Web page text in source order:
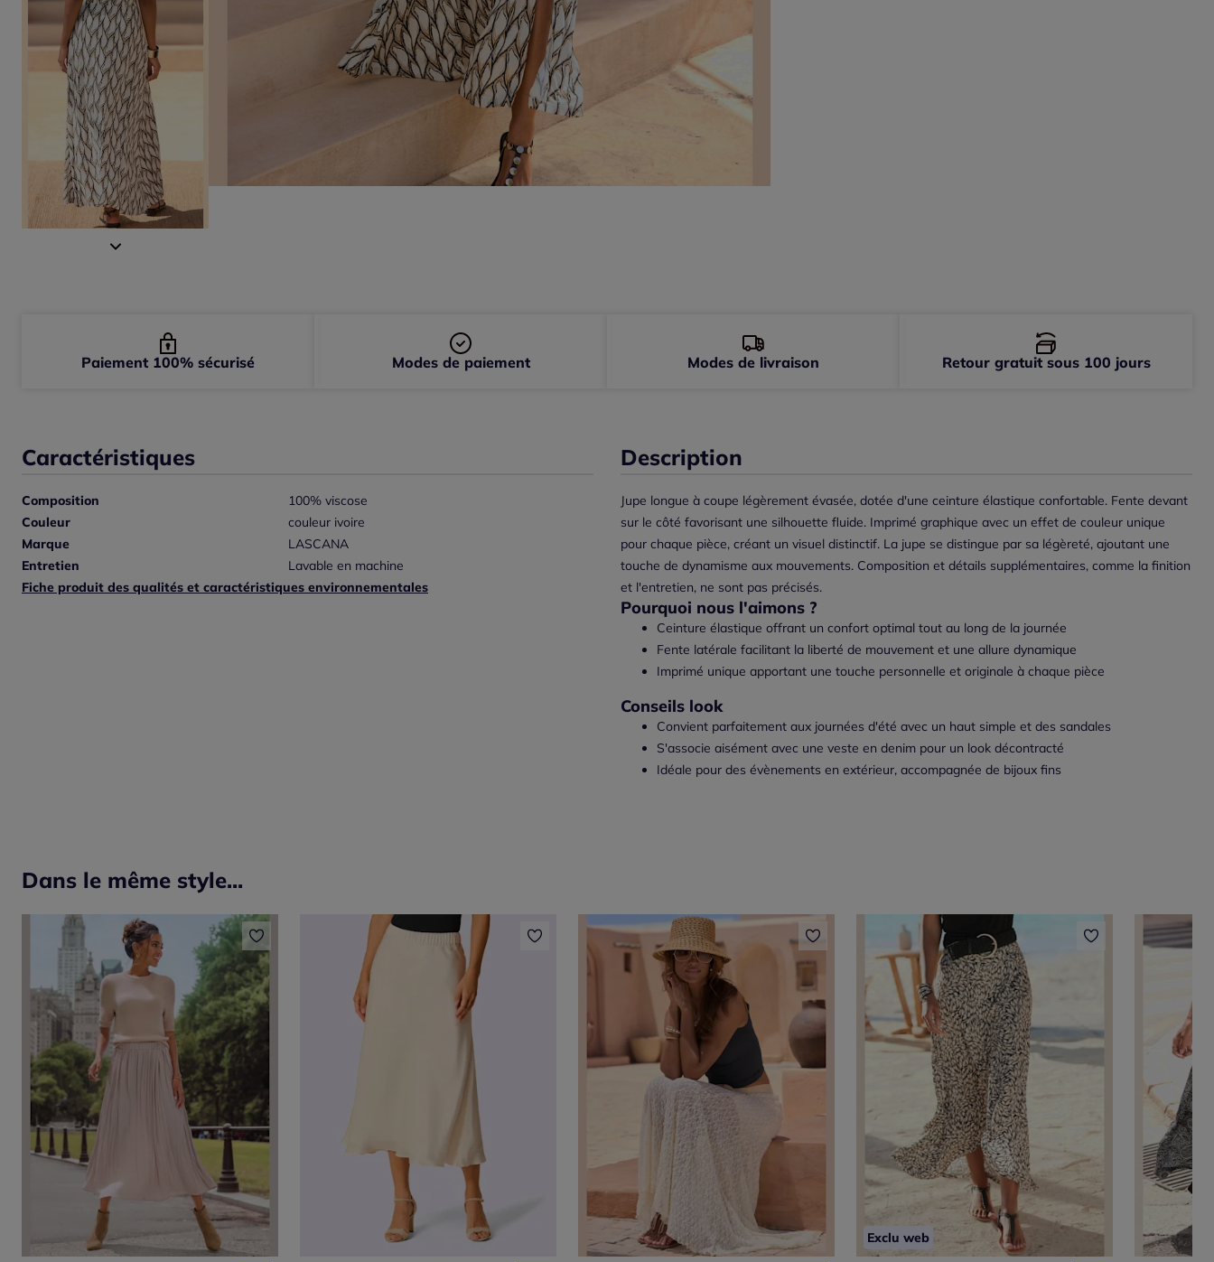
Caractéristiques
Composition
100% viscose
Couleur
couleur ivoire
Marque
LASCANA
Entretien
Lavable en machine
Fiche produit des qualités et caractéristiques environnementales
Description
Jupe longue à coupe légèrement évasée, dotée d'une ceinture élastique confortable. Fente devant
sur le côté favorisant une silhouette fluide. Imprimé graphique avec un effet de couleur unique
pour chaque pièce, créant un visuel distinctif. La jupe se distingue par sa légèreté, ajoutant une
touche de dynamisme aux mouvements. Composition et détails supplémentaires, comme la finition
et l'entretien, ne sont pas précisés.
Pourquoi nous l'aimons ?
Ceinture élastique offrant un confort optimal tout au long de la journée
Fente latérale facilitant la liberté de mouvement et une allure dynamique
Imprimé unique apportant une touche personnelle et originale à chaque pièce
Conseils look
Convient parfaitement aux journées d'été avec un haut simple et des sandales
S'associe aisément avec une veste en denim pour un look décontracté
Idéale pour des évènements en extérieur, accompagnée de bijoux fins
Paiement 100% sécurisé Modes de paiement Modes de livraison Retour gratuit sous 100 jours
Dans le même style...
Exclu web